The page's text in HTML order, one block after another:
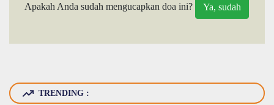
Apakah Anda sudah mengucapkan doa ini?
TRENDING :